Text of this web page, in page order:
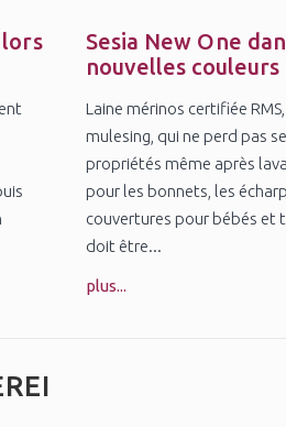
lors
Oct
Sesia New One
nouvelles couleurs
Laine mérinos certifiée
mulesing, qui ne perd pas
propriétés même après
pour les bonnets, les
couvertures pour bébés et
doit être...
plus...